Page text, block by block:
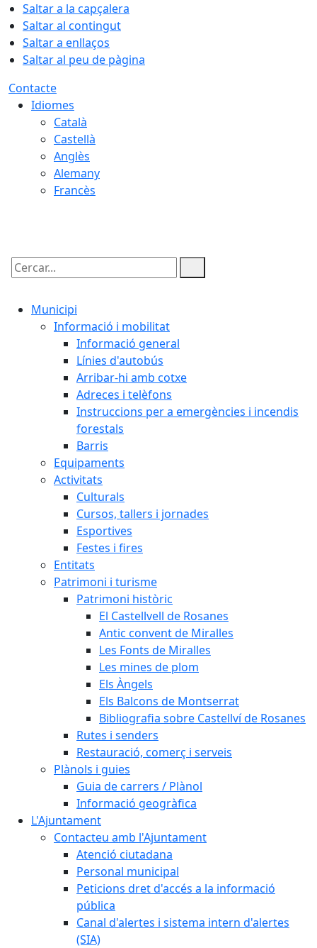
Saltar a la capçalera
Saltar al contingut
Saltar a enllaços
Saltar al peu de pàgina
Contacte
Idiomes
Català
Castellà
Anglès
Alemany
Francès
Cercar:
Municipi
Informació i mobilitat
Informació general
Línies d'autobús
Arribar-hi amb cotxe
Adreces i telèfons
Instruccions per a emergències i incendis
forestals
Barris
Equipaments
Activitats
Culturals
Cursos, tallers i jornades
Esportives
Festes i fires
Entitats
Patrimoni i turisme
Patrimoni històric
El Castellvell de Rosanes
Antic convent de Miralles
Les Fonts de Miralles
Les mines de plom
Els Àngels
Els Balcons de Montserrat
Bibliografia sobre Castellví de Rosanes
Rutes i senders
Restauració, comerç i serveis
Plànols i guies
Guia de carrers / Plànol
Informació geogràfica
L'Ajuntament
Contacteu amb l'Ajuntament
Atenció ciutadana
Personal municipal
Peticions dret d'accés a la informació
pública
Canal d'alertes i sistema intern d'alertes
(SIA)